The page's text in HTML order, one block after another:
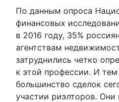
По данным опроса
финансовых
в 2016 году, 35%
агентствам
затруднились четко
к этой профессии. И
большинство сделок
участии риэлторов. Они